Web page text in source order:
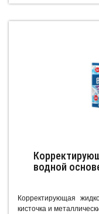
водной
Корректирующая
кисточка и